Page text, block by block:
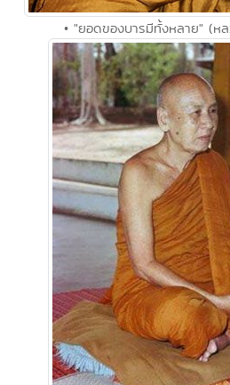
• "ยอดของบารมีทั้งหลาย" (ห